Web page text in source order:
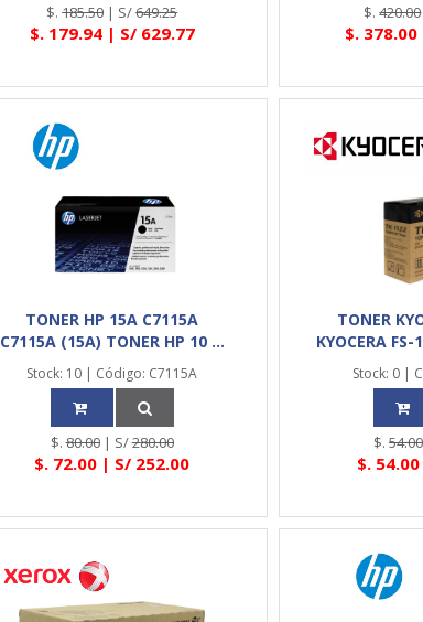
$.185.50| S/649.25
$. 179.94| S/ 629.77
$.420.00
$. 378.00
TONER HP 15A C7115A
C7115A (15A) TONER HP 10 ...
Stock: 10 | Código: C7115A
$.80.00| S/280.00
$. 72.00 | S/ 252.00
TONER
KYOCERA
Stock: 0 |
$. 54.00
$. 54.00